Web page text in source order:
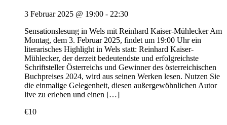
3 Februar 2025 @ 19:00 - 22:30
Sensationslesung in Wels mit Reinhard Kaiser-Mühlecker Am
Montag, dem 3. Februar 2025, findet um 19:00 Uhr ein
literarisches Highlight in Wels statt: Reinhard Kaiser-
Mühlecker, der derzeit bedeutendste und erfolgreichste
Schriftsteller Österreichs und Gewinner des österreichischen
Buchpreises 2024, wird aus seinen Werken lesen. Nutzen Sie
die einmalige Gelegenheit, diesen außergewöhnlichen Autor
live zu erleben und einen […]
€10